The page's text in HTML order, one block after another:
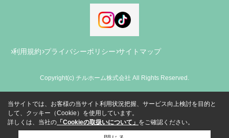
利用規約 プライバシーポリシー サイトマップ
Copyright(c) チルホーム株式会社 All Rights Reserved.
当サイトでは、お客様の当サイト利用状況把握、サービス向上検討を目的と
して、クッキー（Cookie）を使用しています。
詳しくは、当社の 「Cookieの取扱いについて」 をご確認ください。